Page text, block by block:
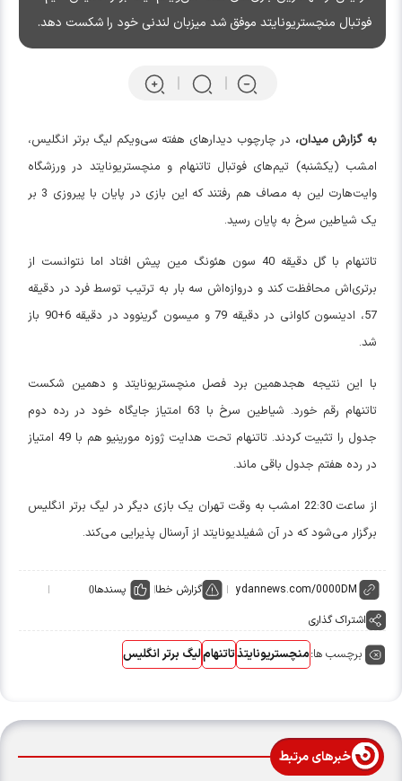
فوتبال منچستریونایتد موفق شد میزبان لندنی خود را شکست دهد.
به گزارش میدان،در چارچوب دیدارهای هفته سی‌و‌یکم لیگ برتر انگلیس،
امشب (یکشنبه) تیم‌های فوتبال تاتنهام و منچستریونایتد در ورزشگاه
وایت‌هارت لین به مصاف هم رفتند که این بازی در پایان با پیروزی 3 بر
یک شیاطین سرخ به پایان رسید.
تاتنهام با گل دقیقه 40 سون هئونگ مین پیش افتاد اما نتوانست از
برتری‌اش محافظت کند و دروازه‌اش سه بار به ترتیب توسط فرد در دقیقه
57، ادینسون کاوانی در دقیقه 79 و میسون گرینوود در دقیقه 6+90 باز
شد.
با این نتیجه هجدهمین برد فصل منچستریونایتد و دهمین شکست
تاتنهام رقم خورد. شیاطین سرخ با 63 امتیاز جایگاه خود در رده دوم
جدول را تثبیت کردند. تاتنهام تحت هدایت ژوزه مورینیو هم با 49 امتیاز
در رده هفتم جدول باقی ماند.
از ساعت 22:30 امشب به وقت تهران یک بازی دیگر در لیگ برتر انگلیس
برگزار می‌شود که در آن شفیلدیونایتد از آرسنال پذیرایی می‌کند.
گزارش خطا پسندها0
اشتراک گذاری
برچسب ها:منچستریونایتذتاتنهاملیگ برتر انگلیس
خبرهای مرتبط